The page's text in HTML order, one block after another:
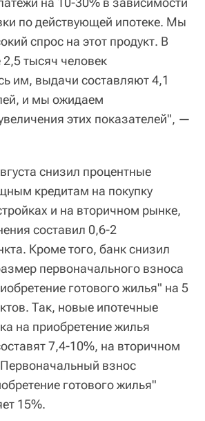
по действующей ипотеке. Мы
спрос на этот продукт. В
2,5 тысяч человек
им, выдачи составляют 4,1
и мы ожидаем
этих показателей", —
снизил процентные
кредитам на покупку
и на вторичном рынке,
составил 0,6-2
Кроме того, банк снизил
первоначального взноса
готового жилья" на 5
Так, новые ипотечные
на приобретение жилья
7,4-10%, на вторичном
взнос
готового жилья"
15%.